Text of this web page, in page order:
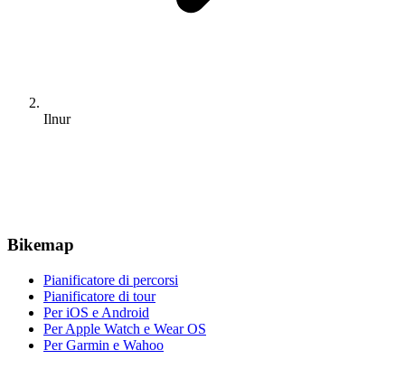
Ilnur
Bikemap
Pianificatore di percorsi
Pianificatore di tour
Per iOS e Android
Per Apple Watch e Wear OS
Per Garmin e Wahoo